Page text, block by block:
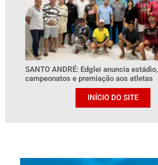
SANTO ANDRÉ: Edglei anuncia estádio,
campeonatos e premiação aos atletas
INÍCIO DO SITE